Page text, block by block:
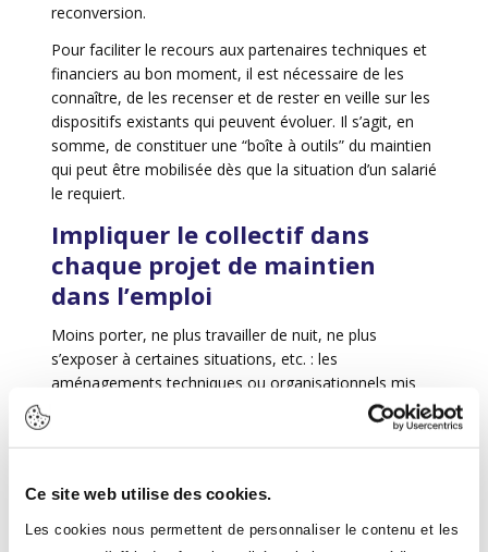
Ce site web utilise des cookies.
Les cookies nous permettent de personnaliser le contenu et les
reconversion.
Pour faciliter le recours aux partenaires techniques et
financiers au bon moment, il est nécessaire de les
connaître, de les recenser et de rester en veille sur les
dispositifs existants qui peuvent évoluer. Il s’agit, en
somme, de constituer une “boîte à outils” du maintien
qui peut être mobilisée dès que la situation d’un salarié
le requiert.
Impliquer le collectif dans
chaque projet de maintien
dans l’emploi
Moins porter, ne plus travailler de nuit, ne plus
s’exposer à certaines situations, etc. : les
aménagements techniques ou organisationnels mis
en œuvre pour maintenir un salarié dans l'emploi
peuvent impacter l’équilibre d’un collectif de travail.
Aussi la mise en œuvre de toute solution doit-elle être
évolutions organisationnelles temporaires ou
définitives sont pensées de manière participative et